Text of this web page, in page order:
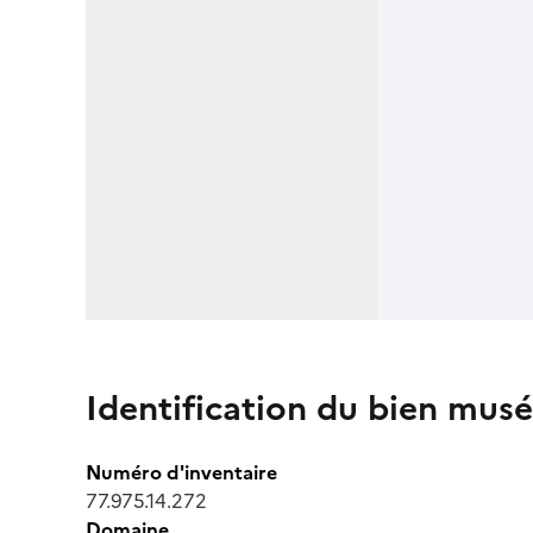
Identification du bien
Numéro d'inventaire
77.975.14.272